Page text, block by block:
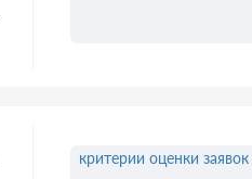
критерии оценки заявок